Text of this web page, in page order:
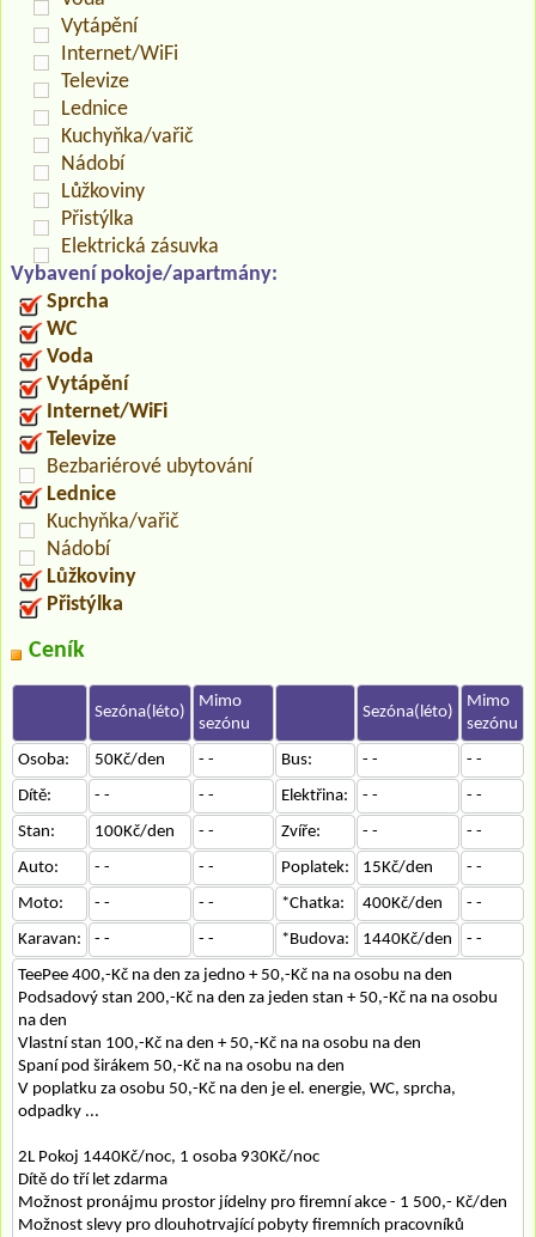
Vytápění
Internet/WiFi
Televize
Lednice
Kuchyňka/vařič
Nádobí
Lůžkoviny
Přistýlka
Elektrická zásuvka
Vybavení pokoje/apartmány:
Sprcha
WC
Voda
Vytápění
Internet/WiFi
Televize
Bezbariérové ubytování
Lednice
Kuchyňka/vařič
Nádobí
Lůžkoviny
Přistýlka
Ceník
Sezóna(léto)
Mimo
sezónu
Sezóna(léto)
Mimo
sezónu
Osoba:
50Kč/den - - Bus: - -
- -
Dítě:
- - - - Elektřina: - -
- -
Stan:
100Kč/den - - Zvíře: - -
- -
Auto:
- - - - Poplatek: 15Kč/den
- -
Moto:
- - - - *Chatka: 400Kč/den
- -
Karavan:
- - - - *Budova: 1440Kč/den
- -
TeePee 400,-Kč na den za jedno + 50,-Kč na na osobu na den
Podsadový stan 200,-Kč na den za jeden stan + 50,-Kč na na osobu
na den
Vlastní stan 100,-Kč na den + 50,-Kč na na osobu na den
Spaní pod širákem 50,-Kč na na osobu na den
V poplatku za osobu 50,-Kč na den je el. energie, WC, sprcha,
odpadky ...
2L Pokoj 1440Kč/noc, 1 osoba 930Kč/noc
Dítě do tří let zdarma
Možnost pronájmu prostor jídelny pro firemní akce - 1 500,- Kč/den
Možnost slevy pro dlouhotrvající pobyty firemních pracovníků